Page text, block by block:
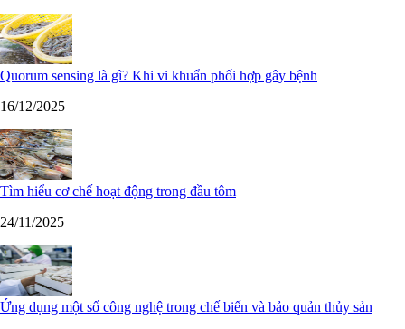
Quorum sensing là gì? Khi vi khuẩn phối hợp gây bệnh
16/12/2025
Tìm hiểu cơ chế hoạt động trong đầu tôm
24/11/2025
Ứng dụng một số công nghệ trong chế biến và bảo quản thủy sản